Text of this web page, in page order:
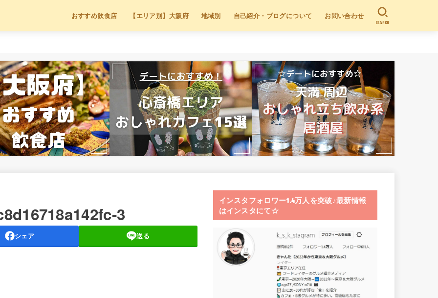
おすすめ飲食店 【エリア別】大阪府 地域別 自己紹介・ブログについて お問い合わせ
SEARCH
3
シェア 送る
インスタフォロワー1.4万人を突破♪最新情報
はインスタにて☆